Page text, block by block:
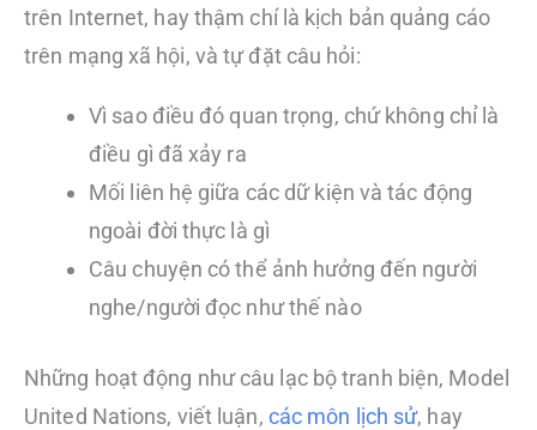
trên Internet, hay thậm chí là kịch bản quảng cáo
trên mạng xã hội, và tự đặt câu hỏi:
Vì sao điều đó quan trọng, chứ không chỉ là
điều gì đã xảy ra
Mối liên hệ giữa các dữ kiện và tác động
ngoài đời thực là gì
Câu chuyện có thể ảnh hưởng đến người
nghe/người đọc như thế nào
Những hoạt động như câu lạc bộ tranh biện, Model
United Nations, viết luận, các môn lịch sử, hay